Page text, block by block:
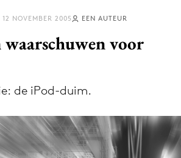
nieuws via de Adformatie
12 NOVEMBER 2005 EEN AUTEUR
voor
de iPod-duim.